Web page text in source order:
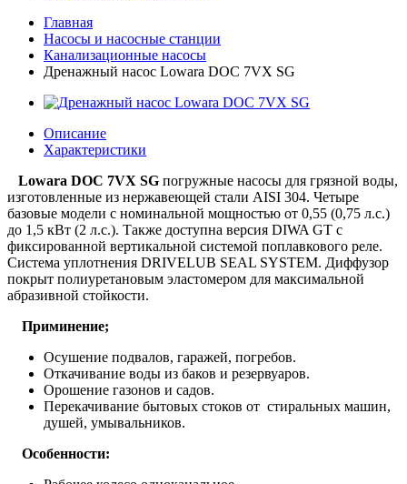
Главная
Насосы и насосные станции
Канализационные насосы
Дренажный насос Lowara DOC 7VX SG
Описание
Характеристики
Lowara DOC 7VX SG погружные насосы для грязной воды,
изготовленные из нержавеющей стали AISI 304. Четыре
базовые модели с номинальной мощностью от 0,55 (0,75 л.с.)
до 1,5 кВт (2 л.с.). Также доступна версия DIWA GT с
фиксированной вертикальной системой поплавкового реле.
Система уплотнения DRIVELUB SEAL SYSTEM. Диффузор
покрыт полиуретановым эластомером для максимальной
абразивной стойкости.
Приминение;
Осушение подвалов, гаражей, погребов.
Откачивание воды из баков и резервуаров.
Орошение газонов и садов.
Перекачивание бытовых стоков от стиральных машин,
душей, умывальников.
Особенности: